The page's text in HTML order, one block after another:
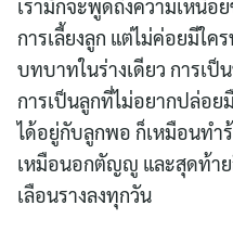
เรามักจะพูดถึงความเหนื่อ
การเลี้ยงลูก แต่ไม่ค่อยมีใค
บทบาทในร่างเดียว การเ
การเป็นลูกที่ไม่อยากปล่อ
ได้อยู่กับลูกพอ ก็เหมือนทำ
เหมือนอกตัญญู และสุดท้าย
เลือนรางลงทุกวัน